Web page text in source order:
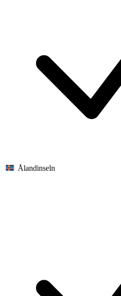
Ålandinseln